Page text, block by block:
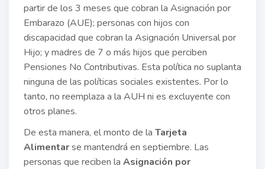
partir de los 3 meses que cobran la Asignación por
Embarazo (AUE); personas con hijos con
discapacidad que cobran la Asignación Universal por
Hijo; y madres de 7 o más hijos que perciben
Pensiones No Contributivas. Esta política no suplanta
ninguna de las políticas sociales existentes. Por lo
tanto, no reemplaza a la AUH ni es excluyente con
otros planes.
De esta manera, el monto de la Tarjeta
Alimentarse mantendrá en septiembre. Las
personas que reciben la Asignación por